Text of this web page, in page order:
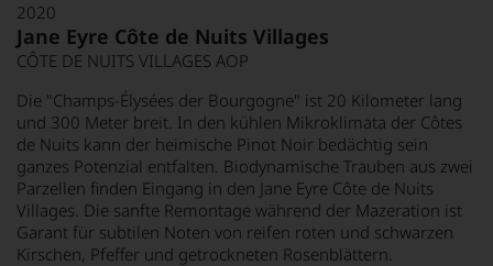
2020
Jane Eyre Côte de Nuits Villages
CÔTE DE NUITS VILLAGES AOP
Die "Champs-Élysées der Bourgogne" ist 20 Kilometer lang
und 300 Meter breit. In den kühlen Mikroklimata der Côtes
de Nuits kann der heimische Pinot Noir bedächtig sein
ganzes Potenzial entfalten. Biodynamische Trauben aus zwei
Parzellen finden Eingang in den Jane Eyre Côte de Nuits
Villages. Die sanfte Remontage während der Mazeration ist
Garant für subtilen Noten von reifen roten und schwarzen
Kirschen, Pfeffer und getrockneten Rosenblättern.